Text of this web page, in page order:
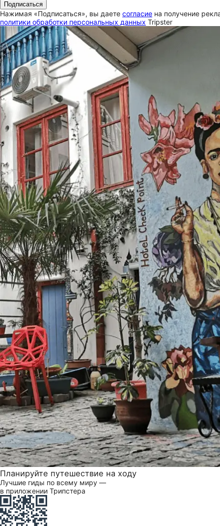
Подписаться
Нажимая «Подписаться», вы даете согласие на получение
политики обработки персональных данных Tripster
Планируйте путешествие на ходу
Лучшие гиды по всему миру —
в приложении Трипстера